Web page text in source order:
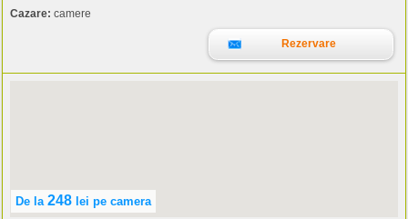
Cazare: camere
Rezervare
De la 248 lei pe camera